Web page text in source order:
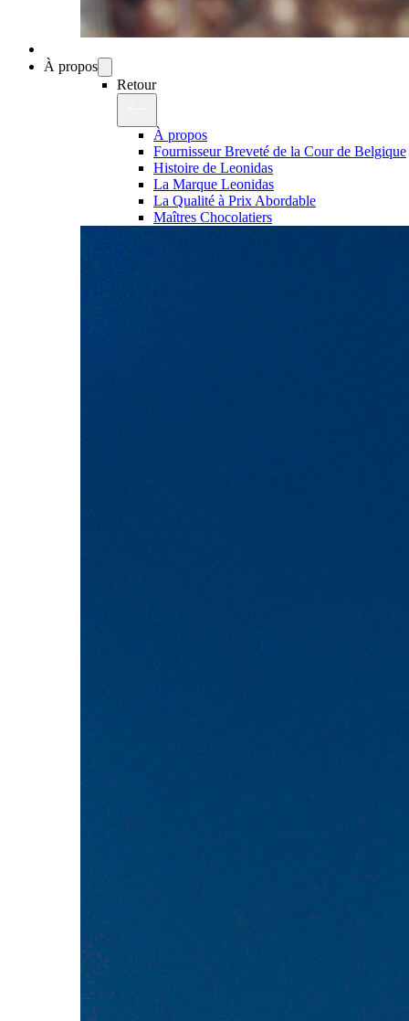
À propos
Retour
À propos
Fournisseur Breveté de la Cour de Belgique
Histoire de Leonidas
La Marque Leonidas
La Qualité à Prix Abordable
Maîtres Chocolatiers